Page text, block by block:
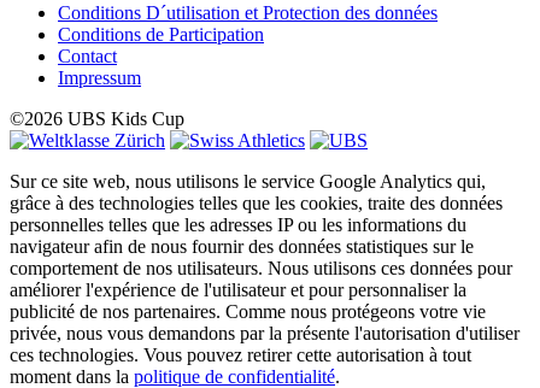
Conditions D´utilisation et Protection des données
Conditions de Participation
Contact
Impressum
©2026 UBS Kids Cup
Sur ce site web, nous utilisons le service Google Analytics qui,
grâce à des technologies telles que les cookies, traite des données
personnelles telles que les adresses IP ou les informations du
navigateur afin de nous fournir des données statistiques sur le
comportement de nos utilisateurs. Nous utilisons ces données pour
améliorer l'expérience de l'utilisateur et pour personnaliser la
publicité de nos partenaires. Comme nous protégeons votre vie
privée, nous vous demandons par la présente l'autorisation d'utiliser
ces technologies. Vous pouvez retirer cette autorisation à tout
moment dans la politique de confidentialité.